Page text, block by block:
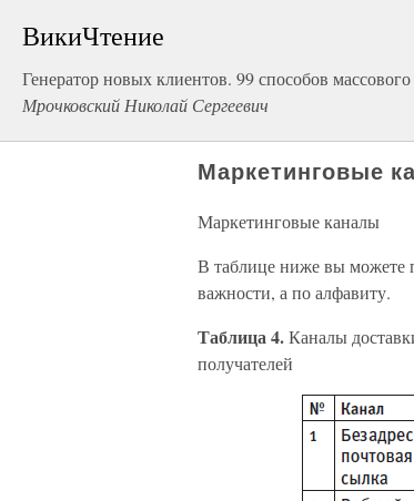
ВикиЧтение
Генератор новых клиентов. 99 способов
Мрочковский Николай Сергеевич
Маркетинговые
Маркетинговые каналы
В таблице ниже вы можете
важности, а по алфавиту.
Таблица 4.Каналы
получателей